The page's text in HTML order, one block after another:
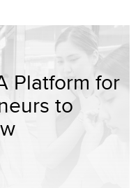
Platform for
to